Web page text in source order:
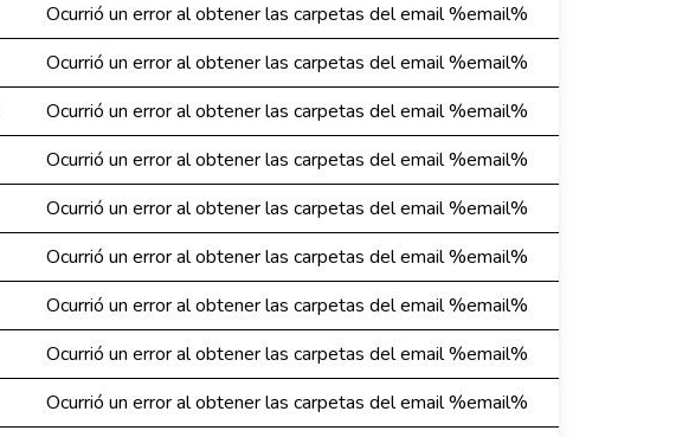
Ocurrió un error al obtener las carpetas del email %email%
Ocurrió un error al obtener las carpetas del email %email%
Ocurrió un error al obtener las carpetas del email %email%
Ocurrió un error al obtener las carpetas del email %email%
Ocurrió un error al obtener las carpetas del email %email%
Ocurrió un error al obtener las carpetas del email %email%
Ocurrió un error al obtener las carpetas del email %email%
Ocurrió un error al obtener las carpetas del email %email%
Ocurrió un error al obtener las carpetas del email %email%